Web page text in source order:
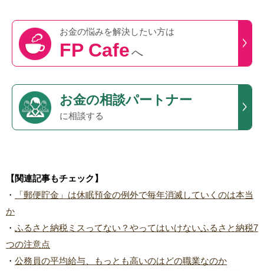
お金の悩みを解決したい方は
FP Cafeへ
お金の相談パートナー
に相談する
【関連記事もチェック】
・
「郵便貯金」は休眠預金の例外で毎年消滅していくのは本当
か
・ ふるさと納税ミスってない？やってはいけないふるさと納税7
つの注意点
・ 公務員の平均給与、もっとも高いのはどの職業なのか